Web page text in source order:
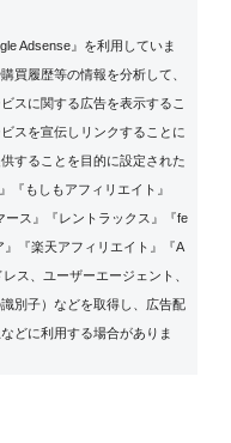
Adsense』を利用していま
買履歴等の情報を分析して、
スに関する広告を表示するこ
スを宣伝しリンクすることに
することを目的に設定された
『もしもアフィリエイト』
ース』『レントラックス』『fe
『楽天アフィリエイト』『A
ス、ユーザーエージェント、
別子）などを取得し、広告配
どに利用する場合がありま